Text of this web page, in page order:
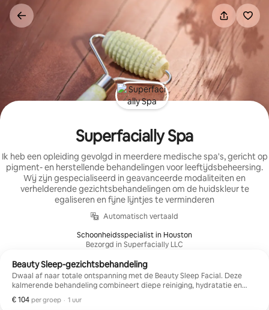
direct
naar
Superfacially Spa
Ik heb een opleiding gevolgd in meerdere medische spa's, gericht op
pigment- en herstellende behandelingen voor leeftijdsbeheersing.
Wij zijn gespecialiseerd in geavanceerde modaliteiten en
verhelderende gezichtsbehandelingen om de huidskleur te
egaliseren en fijne lijntjes te verminderen
Automatisch vertaald
Schoonheidsspecialist in Houston
Bezorgd in Superfacially LLC
Beauty Sleep-gezichtsbehandeling
Dwaal af naar totale ontspanning met de Beauty Sleep Facial. Deze
kalmerende behandeling combineert diepe reiniging, hydratatie en
verzorging voor een stralende huid met een luxe massage van de
hoofdhuid, nek, schouders en het gezicht, ontworpen om spanning weg
€ 104 per groep
€ 104 per groep
, · 1 uur